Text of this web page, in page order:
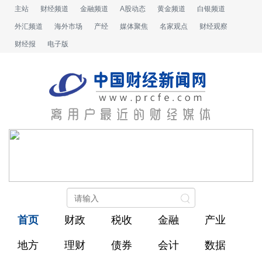
主站 财经频道 金融频道 A股动态 黄金频道 白银频道
外汇频道 海外市场 产经 媒体聚焦 名家观点 财经观察
财经报 电子版
首页 财政 税收 金融 产业
地方 理财 债券 会计 数据